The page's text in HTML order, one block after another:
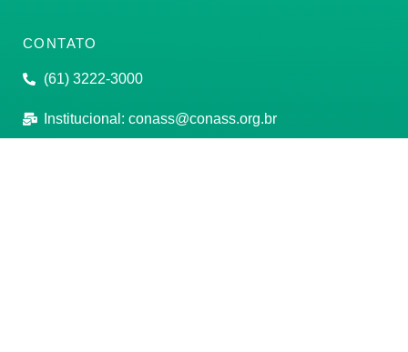
CONTATO
(61) 3222-3000
Institucional: conass@conass.org.br